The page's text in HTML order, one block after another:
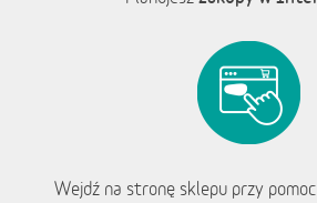
Wejdź na stronę sklepu przy